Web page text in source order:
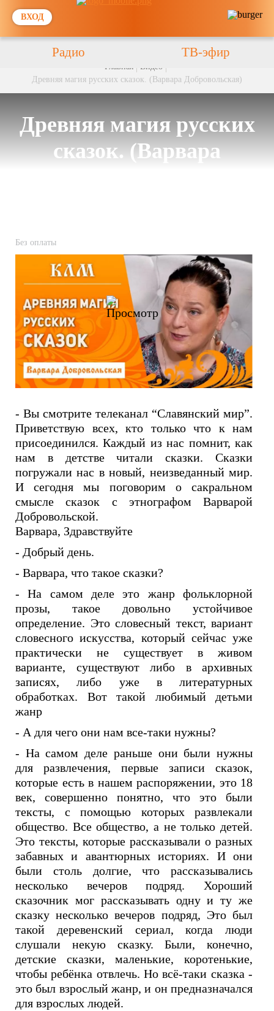
ВХОД
Радио ТВ-эфир
Главная
Видео
Древняя магия русских сказок. (Варвара Добровольская)
Древняя магия русских
сказок. (Варвара
Без оплаты
- Вы смотрите телеканал “Славянский мир”.
Приветствую всех, кто только что к нам
присоединился. Каждый из нас помнит, как
нам в детстве читали сказки. Сказки
погружали нас в новый, неизведанный мир.
И сегодня мы поговорим о сакральном
смысле сказок с этнографом Варварой
Добровольской.
Варвара, Здравствуйте
- Добрый день.
- Варвара, что такое сказки?
- На самом деле это жанр фольклорной
прозы, такое довольно устойчивое
определение. Это словесный текст, вариант
словесного искусства, который сейчас уже
практически не существует в живом
варианте, существуют либо в архивных
записях, либо уже в литературных
обработках. Вот такой любимый детьми
жанр
- А для чего они нам все-таки нужны?
- На самом деле раньше они были нужны
для развлечения, первые записи сказок,
которые есть в нашем распоряжении, это 18
век, совершенно понятно, что это были
тексты, с помощью которых развлекали
общество. Все общество, а не только детей.
Это тексты, которые рассказывали о разных
забавных и авантюрных историях. И они
были столь долгие, что рассказывались
несколько вечеров подряд. Хороший
сказочник мог рассказывать одну и ту же
сказку несколько вечеров подряд, Это был
такой деревенский сериал, когда люди
слушали некую сказку. Были, конечно,
детские сказки, маленькие, коротенькие,
чтобы ребёнка отвлечь. Но всё-таки сказка -
это был взрослый жанр, и он предназначался
для взрослых людей.